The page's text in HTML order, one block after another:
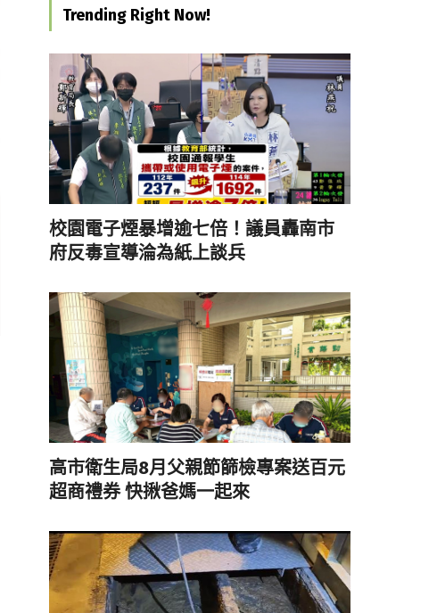
Trending Right Now!
校園電子煙暴增逾七倍！議員轟南市
府反毒宣導淪為紙上談兵
高市衛生局8月父親節篩檢專案送百元
超商禮券 快揪爸媽一起來